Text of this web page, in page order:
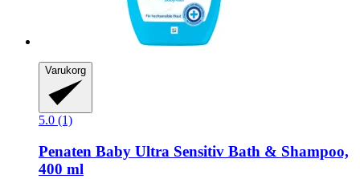
Varukorg
5.0 (1)
Penaten Baby Ultra Sensitiv Bath & Shampoo,
400 ml